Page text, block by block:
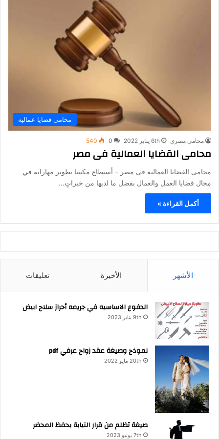
محامي قضايا عماليه
محامي مصري 6th يناير 2022 0
540
محامى القضايا العمالية فى مصر
محامى القضايا العمالية فى مصر – أستطاع مكتبنا تطوير مهاراتة في
مجال قضايا العمل والعمال بفضل ما لديها من خبراتٍ…
أكمل القراءة »
الأشهر الأخيرة تعليقات
الدفوع الاساسيه في جريمه أحراز سلاح ابيض
9th يناير 2023
نموذج وصيغة عقد زواج عرفي pdf
20th مايو 2022
صيغة تظلم من قرار النيابة بحفظ المحضر
7th يونيو 2023